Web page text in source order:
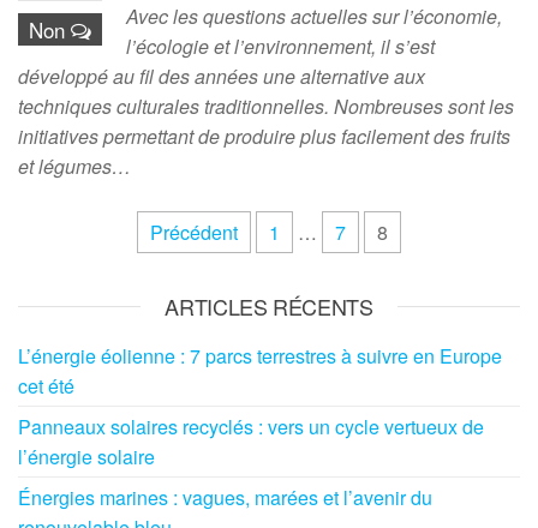
Non
Avec les questions actuelles sur l’économie,
l’écologie et l’environnement, il s’est
développé au fil des années une alternative aux
techniques culturales traditionnelles. Nombreuses sont les
initiatives permettant de produire plus facilement des fruits
et légumes…
Pagination
publications
Précédent 1 … 7 8
ARTICLES RÉCENTS
L’énergie éolienne : 7 parcs terrestres à suivre en Europe
cet été
Panneaux solaires recyclés : vers un cycle vertueux de
l’énergie solaire
Énergies marines : vagues, marées et l’avenir du